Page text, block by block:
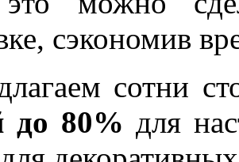
сэкономив
сотни
до 80% для